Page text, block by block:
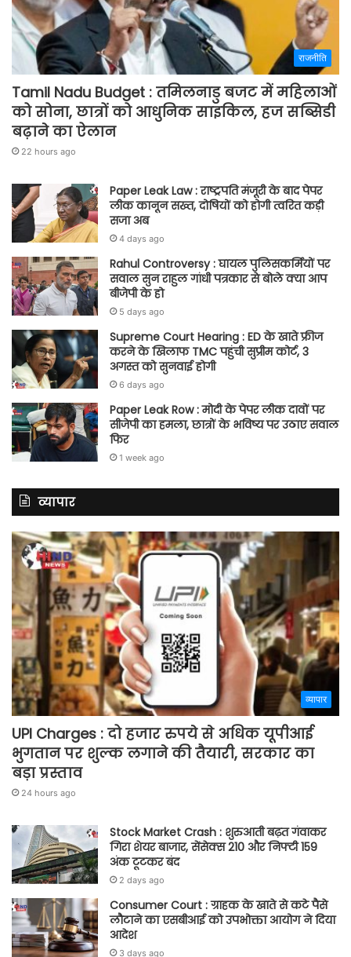
राजनीति
Tamil Nadu Budget : तमिलनाडु बजट में महिलाओं
को सोना, छात्रों को आधुनिक साइकिल, हज सब्सिडी
बढ़ाने का ऐलान
22 hours ago
Paper Leak Law : राष्ट्रपति मंजूरी के बाद पेपर
लीक कानून सख्त, दोषियों को होगी त्वरित कड़ी
सजा अब
4 days ago
Rahul Controversy : घायल पुलिसकर्मियों पर
सवाल सुन राहुल गांधी पत्रकार से बोले क्या आप
बीजेपी के हो
5 days ago
Supreme Court Hearing : ED के खाते फ्रीज
करने के खिलाफ TMC पहुंची सुप्रीम कोर्ट, 3
अगस्त को सुनवाई होगी
6 days ago
Paper Leak Row : मोदी के पेपर लीक दावों पर
सीजेपी का हमला, छात्रों के भविष्य पर उठाए सवाल
फिर
1 week ago
व्यापार
व्यापार
UPI Charges : दो हजार रुपये से अधिक यूपीआई
भुगतान पर शुल्क लगाने की तैयारी, सरकार का
बड़ा प्रस्ताव
24 hours ago
Stock Market Crash : शुरुआती बढ़त गंवाकर
गिरा शेयर बाजार, सेंसेक्स 210 और निफ्टी 159
अंक टूटकर बंद
2 days ago
Consumer Court : ग्राहक के खाते से कटे पैसे
लौटाने का एसबीआई को उपभोक्ता आयोग ने दिया
आदेश
3 days ago